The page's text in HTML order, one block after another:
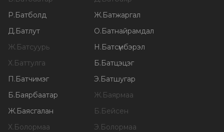
Р.Батболд Ж.Батжаргал
Д.Батлут О.Батнайрамдал
Ж.Батсуурь Н.Батсүмбэрэл
Х.Баттулга Б.Батцэцэг
П.Батчимэг Э.Батшугар
Б.Баярбаатар Ж.Баярмаа
Ж.Баясгалан Б.Бейсен
Х.Болормаа Э.Болормаа